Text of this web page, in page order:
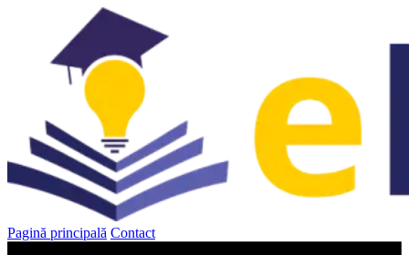
Pagină principală Contact